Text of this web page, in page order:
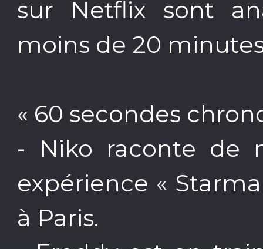
sur Netflix sont
moins de 20
« 60 secondes
- Niko raconte de
expérience «
à Paris.